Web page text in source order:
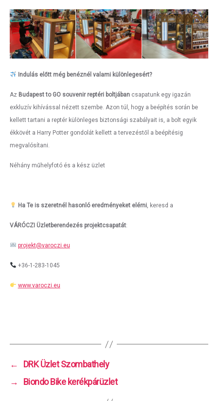
Indulás előtt még benéznél valami különlegesért?
Az Budapest to GO souvenir reptéri boltjában csapatunk egy igazán
exkluzív kihívással nézett szembe. Azon túl, hogy a beépítés során be
kellett tartani a reptér különleges biztonsági szabályait is, a bolt egyik
ékkövét a Harry Potter gondolát kellett a tervezéstől a beépítésig
megvalósítani.
Néhány műhelyfotó és a kész üzlet
Ha Te is szeretnél hasonló eredményeket elérni, keresd a
VÁRÓCZI Üzletberendezés projektcsapatát:
projekt@varoczi.eu
+36-1-283-1045
www.varoczi.eu
←
DRK Üzlet Szombathely
→
Biondo Bike kerékpárüzlet